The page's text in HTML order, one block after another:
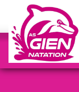
Panneau de gestion des cookies